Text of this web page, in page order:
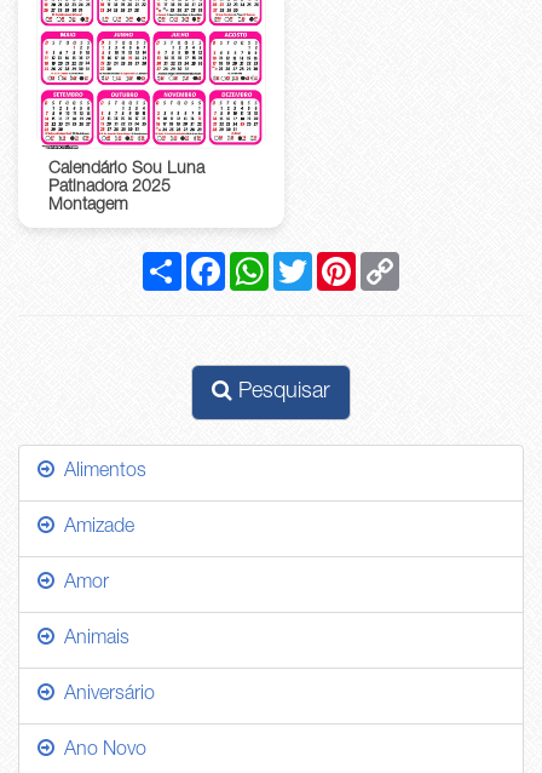
Calendário Sou Luna
Patinadora 2025
Montagem
CompartilharFacebookWhatsApp
Twitter Pinterest
Pesquisar
Alimentos
Amizade
Amor
Animais
Aniversário
Ano Novo